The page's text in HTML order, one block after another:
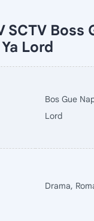
SCTV Boss
Lord
Bos Gue
Lord
Drama,